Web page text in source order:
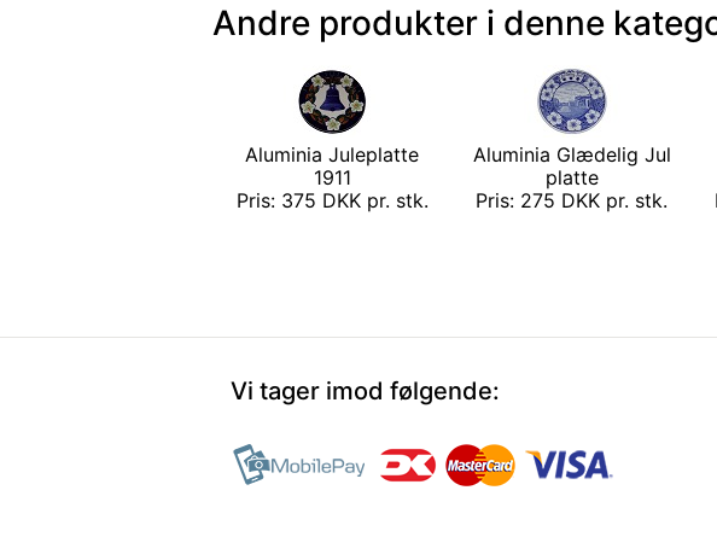
Andre produkter i denne
Aluminia Juleplatte
1911
Pris: 375 DKK pr. stk.
Aluminia Glædelig Jul
platte
Pris: 275 DKK pr. stk.
Vi tager imod følgende: